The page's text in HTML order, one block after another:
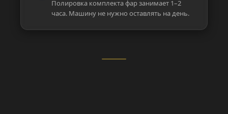
Полировка комплекта фар занимает 1–2
часа. Машину не нужно оставлять на день.